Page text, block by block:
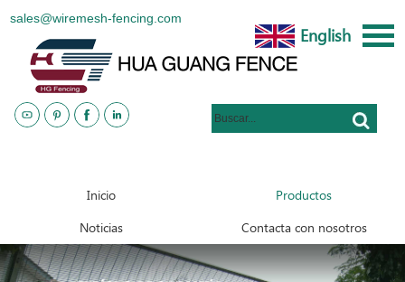
sales@wiremesh-fencing.com
English
Inicio Productos
Noticias Contacta con nosotros